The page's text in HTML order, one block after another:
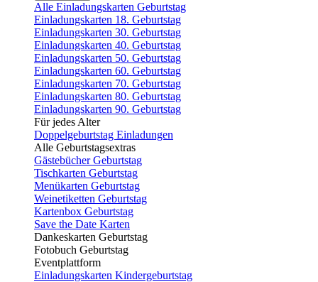
Alle Einladungskarten Geburtstag
Einladungskarten 18. Geburtstag
Einladungskarten 30. Geburtstag
Einladungskarten 40. Geburtstag
Einladungskarten 50. Geburtstag
Einladungskarten 60. Geburtstag
Einladungskarten 70. Geburtstag
Einladungskarten 80. Geburtstag
Einladungskarten 90. Geburtstag
Für jedes Alter
Doppelgeburtstag Einladungen
Alle Geburtstagsextras
Gästebücher Geburtstag
Tischkarten Geburtstag
Menükarten Geburtstag
Weinetiketten Geburtstag
Kartenbox Geburtstag
Save the Date Karten
Dankeskarten Geburtstag
Fotobuch Geburtstag
Eventplattform
Einladungskarten Kindergeburtstag